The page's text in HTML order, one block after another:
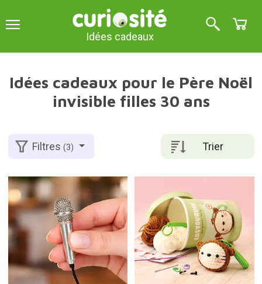
Idées cadeaux
Idées cadeaux pour le Père Noël
invisible filles 30 ans
Trier
Filtres(3)